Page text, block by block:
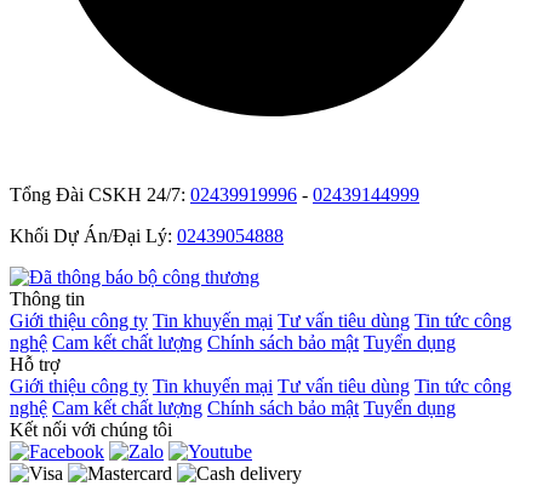
Tổng Đài CSKH 24/7: 02439919996 - 02439144999
Khối Dự Án/Đại Lý: 02439054888
Thông tin
Giới thiệu công ty Tin khuyến mại Tư vấn tiêu dùng Tin tức công
nghệ Cam kết chất lượng Chính sách bảo mật Tuyển dụng
Hỗ trợ
Giới thiệu công ty Tin khuyến mại Tư vấn tiêu dùng Tin tức công
nghệ Cam kết chất lượng Chính sách bảo mật Tuyển dụng
Kết nối với chúng tôi